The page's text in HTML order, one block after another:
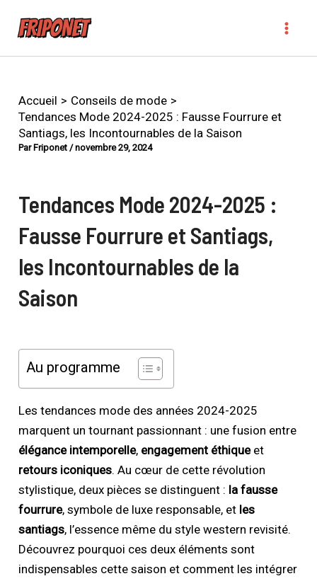
Accueil
Conseils de mode
Tendances Mode 2024-2025 : Fausse Fourrure et
Santiags, les Incontournables de la Saison
Par Friponet/novembre 29, 2024
Tendances Mode 2024-2025 :
Fausse Fourrure et Santiags,
les Incontournables de la
Saison
Au programme
Les tendances mode des années 2024-2025
marquent un tournant passionnant : une fusion entre
élégance intemporelle, engagement éthiqueet
retours iconiques. Au cœur de cette révolution
stylistique, deux pièces se distinguent : la fausse
fourrure, symbole de luxe responsable, et les
santiags, l’essence même du style western revisité.
Découvrez pourquoi ces deux éléments sont
indispensables cette saison et comment les intégrer
des